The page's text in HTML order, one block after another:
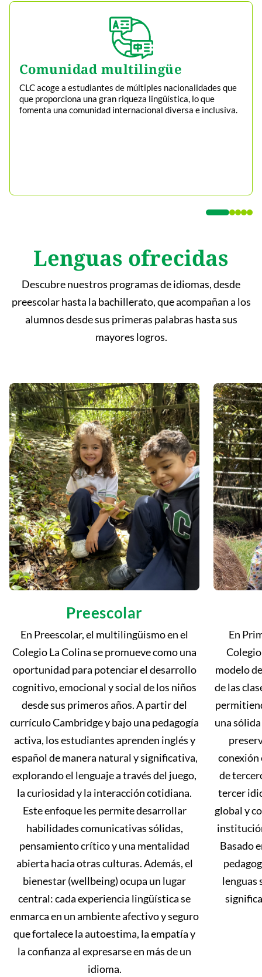
Comunidad multilingüe
CLC acoge a estudiantes de múltiples nacionalidades que
que proporciona una gran riqueza lingüística, lo que
fomenta una comunidad internacional diversa e inclusiva.
Lenguas ofrecidas
Descubre nuestros programas de idiomas, desde
preescolar hasta la bachillerato, que acompañan a los
alumnos desde sus primeras palabras hasta sus
mayores logros.
Preescolar
En Preescolar, el multilingüismo en el
Colegio La Colina se promueve como una
oportunidad para potenciar el desarrollo
cognitivo, emocional y social de los niños
desde sus primeros años. A partir del
currículo Cambridge y bajo una pedagogía
activa, los estudiantes aprenden inglés y
español de manera natural y significativa,
explorando el lenguaje a través del juego,
la curiosidad y la interacción cotidiana.
Este enfoque les permite desarrollar
habilidades comunicativas sólidas,
pensamiento crítico y una mentalidad
abierta hacia otras culturas. Además, el
bienestar (wellbeing) ocupa un lugar
central: cada experiencia lingüística se
enmarca en un ambiente afectivo y seguro
que fortalece la autoestima, la empatía y
la confianza al expresarse en más de un
idioma.
En
modelo
de las
una
conexión
de
tercer
global y
Basado
lenguas